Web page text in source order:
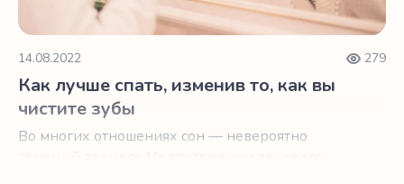
14.08.2022 279
Как лучше спать, изменив то, как вы
чистите зубы
Во многих отношениях сон — невероятно